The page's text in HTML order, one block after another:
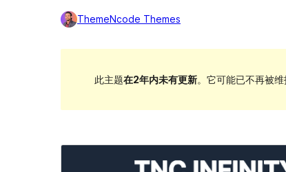
ThemeNcode Themes
此主题在2年内未有更新。它可能已不再被